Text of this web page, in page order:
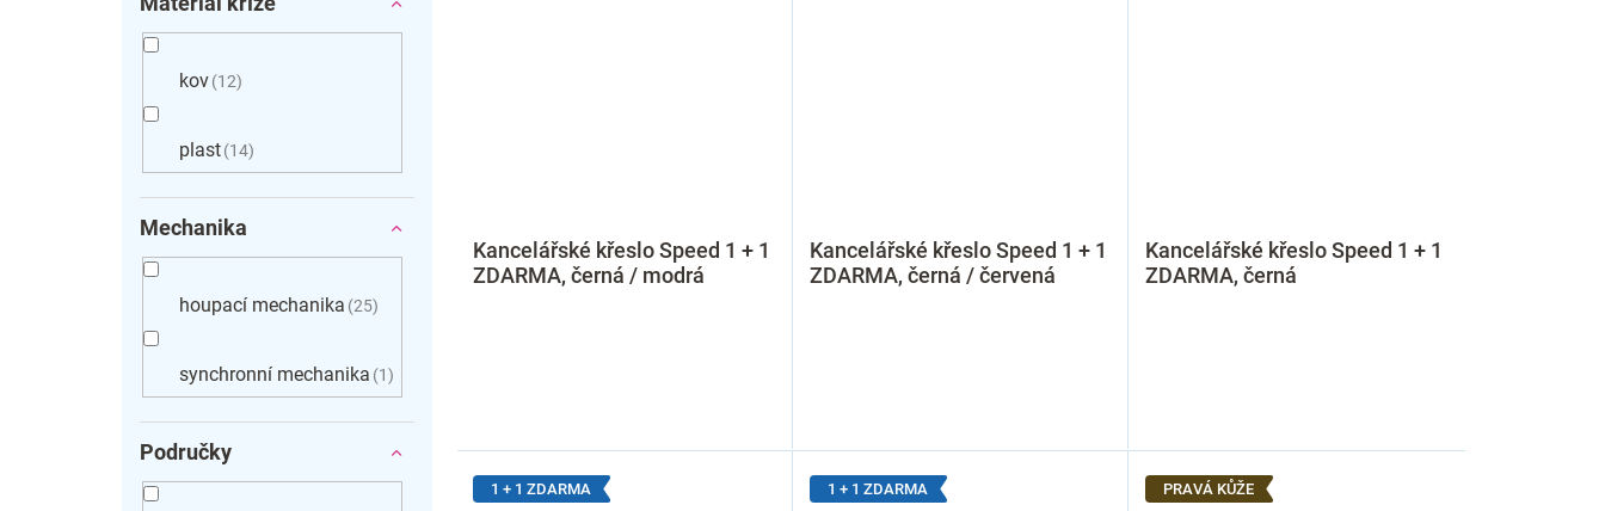
kov 12
plast 14
Mechanika
houpací mechanika 25
synchronní mechanika 1
Područky
Kancelářské křeslo Speed 1 + 1
ZDARMA, černá / modrá
Kancelářské křeslo Speed 1 + 1
ZDARMA, černá / červená
Kancelářské křeslo Speed 1 + 1
ZDARMA, černá
1 + 1 ZDARMA 1 + 1 ZDARMA PRAVÁ KŮŽE